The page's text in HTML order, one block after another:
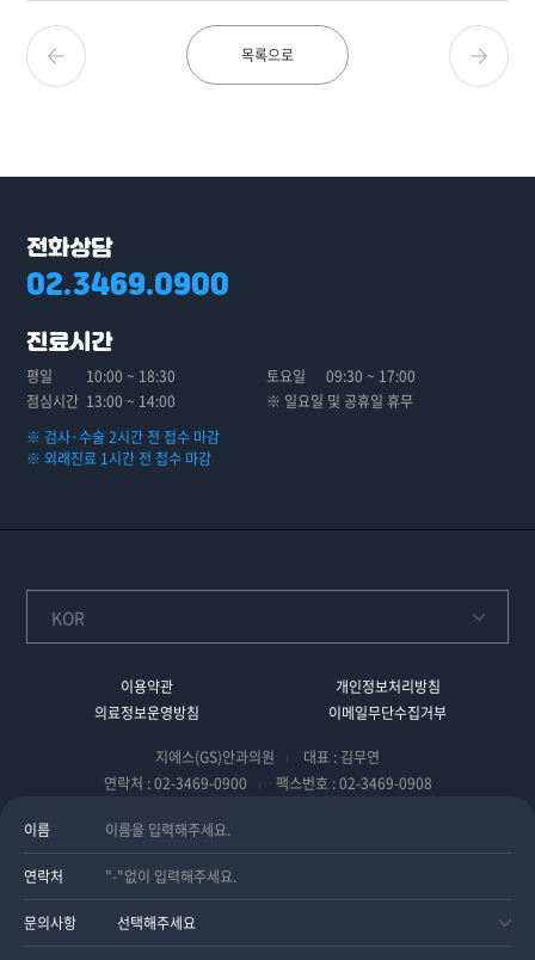
이름
연락처
문의사항
목록으로
전화상담
02.3469.0900
진료시간
평일
10:00 ~ 18:30 토요일
09:30 ~ 17:00
점심시간 13:00 ~ 14:00
※ 일요일 및 공휴일 휴무
※ 검사·수술 2시간 전 접수 마감
※ 외래진료 1시간 전 접수 마감
이용약관
개인정보처리방침
의료정보운영방침
이메일무단수집거부
지에스(GS)안과의원
대표 : 김무연
연락처 : 02-3469-0900
팩스번호 : 02-3469-0908
: 110-91-21896
Copyright (c) 2012 지에스(GS)안과의원. All Rights Reserved.